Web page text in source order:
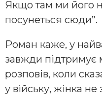
Якщо там ми його
посунеться сюди”.
Роман каже, у
завжди підтримує
розповів, коли
у війську, жінка не